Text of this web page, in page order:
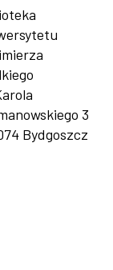
3
Bydgoszcz